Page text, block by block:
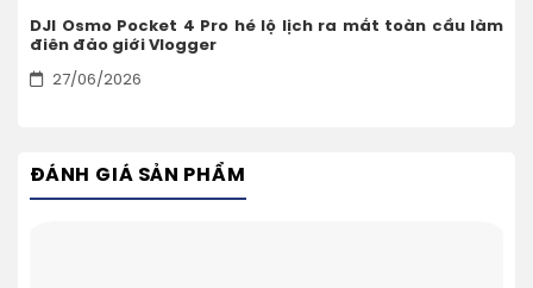
DJI Osmo Pocket 4 Pro hé lộ lịch ra mắt toàn cầu làm
điên đảo giới Vlogger
27/06/2026
ĐÁNH GIÁ SẢN PHẨM